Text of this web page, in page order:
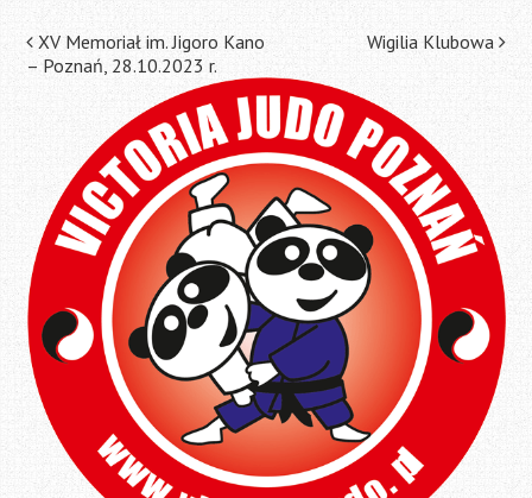
Post
navigation
XV Memoriał im. Jigoro Kano
– Poznań, 28.10.2023 r.
Wigilia Klubowa